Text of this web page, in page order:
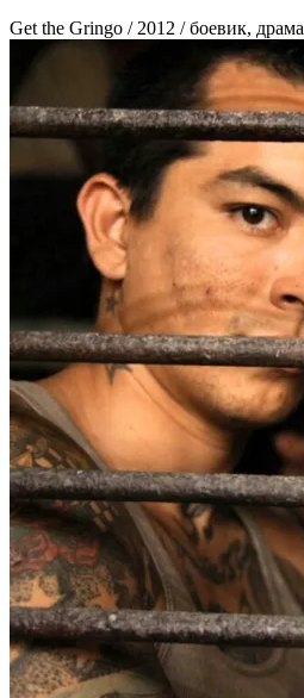
Get the Gringo / 2012 / боевик, драма